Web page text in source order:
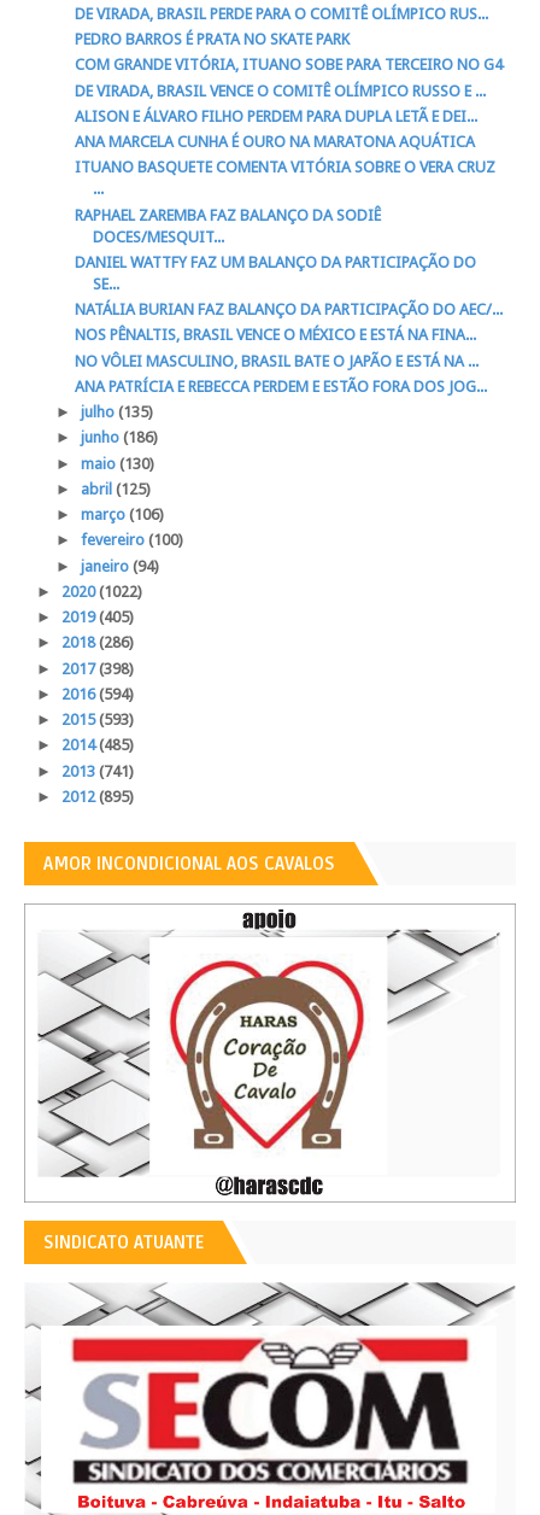
DE VIRADA, BRASIL PERDE PARA O COMITÊ OLÍMPICO RUS...
PEDRO BARROS É PRATA NO SKATE PARK
COM GRANDE VITÓRIA, ITUANO SOBE PARA TERCEIRO NO G4
DE VIRADA, BRASIL VENCE O COMITÊ OLÍMPICO RUSSO E ...
ALISON E ÁLVARO FILHO PERDEM PARA DUPLA LETÃ E DEI...
ANA MARCELA CUNHA É OURO NA MARATONA AQUÁTICA
ITUANO BASQUETE COMENTA VITÓRIA SOBRE O VERA CRUZ
...
RAPHAEL ZAREMBA FAZ BALANÇO DA SODIÊ
DOCES/MESQUIT...
DANIEL WATTFY FAZ UM BALANÇO DA PARTICIPAÇÃO DO
SE...
NATÁLIA BURIAN FAZ BALANÇO DA PARTICIPAÇÃO DO AEC/...
NOS PÊNALTIS, BRASIL VENCE O MÉXICO E ESTÁ NA FINA...
NO VÔLEI MASCULINO, BRASIL BATE O JAPÃO E ESTÁ NA ...
ANA PATRÍCIA E REBECCA PERDEM E ESTÃO FORA DOS JOG...
► julho (135)
► junho (186)
► maio (130)
► abril (125)
► março (106)
► fevereiro (100)
► janeiro (94)
► 2020(1022)
► 2019(405)
► 2018(286)
► 2017(398)
► 2016(594)
► 2015(593)
► 2014(485)
► 2013 (741)
► 2012(895)
AMOR INCONDICIONAL AOS CAVALOS
SINDICATO ATUANTE